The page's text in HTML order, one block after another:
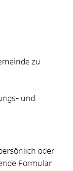
zu
und
oder
Formular